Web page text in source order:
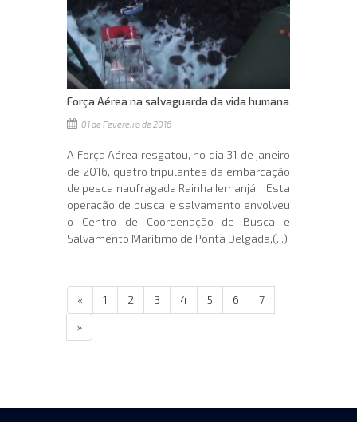
Força Aérea na salvaguarda da vida humana
01 de Fevereiro de 2016
A Força Aérea resgatou, no dia 31 de janeiro
de 2016, quatro tripulantes da embarcação
de pesca naufragada Rainha Iemanjá. Esta
operação de busca e salvamento envolveu
o Centro de Coordenação de Busca e
Salvamento Marítimo de Ponta Delgada,(...)
« 1 2 3 4 5 6
7
»